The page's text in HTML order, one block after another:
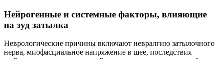
Нейрогенные и системные факторы, влияющие
на зуд затылка
Неврологические причины включают невралгию затылочного
нерва, миофасциальное напряжение в шее, последствия